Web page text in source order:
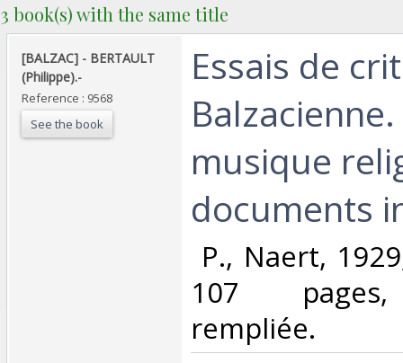
3 book(s) with the same title
‎[BALZAC] - BERTAULT
(Philippe).-‎
Reference : 9568
See the book
‎Essais de
musique
documents
P., Naert,
107
rempliée. ‎